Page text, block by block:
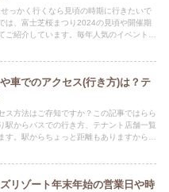
っかく行くなら見頃の時期に行きたいで
は、富士芝桜まつり2024の見頃や開催期
ご紹介しています。毎年人気のイベントな
車でのアクセス(行き方)は？テ
ス方法はご存知ですか？この記事ではらら
駅からバスでの行き方、テナント店舗一覧
す。駅からちょっと距離もありますから、
リゾート年末年始の営業日や時